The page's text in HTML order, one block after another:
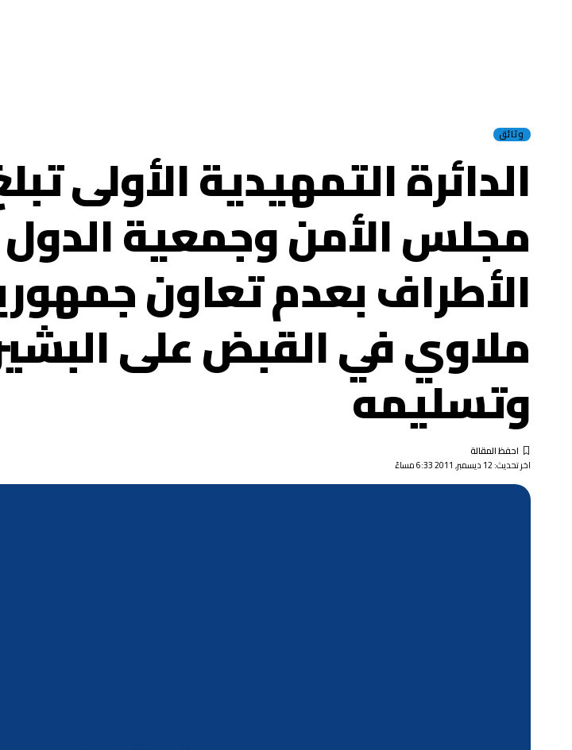
وثائق
الدائرة التمهيدية الأولى
مجلس الأمن وجمعية الدول
الأطراف بعدم تعاون
ملاوي في القبض على
وتسليمه
اخر تحديث: 12 ديسمبر, 2011 6:33 مساءً